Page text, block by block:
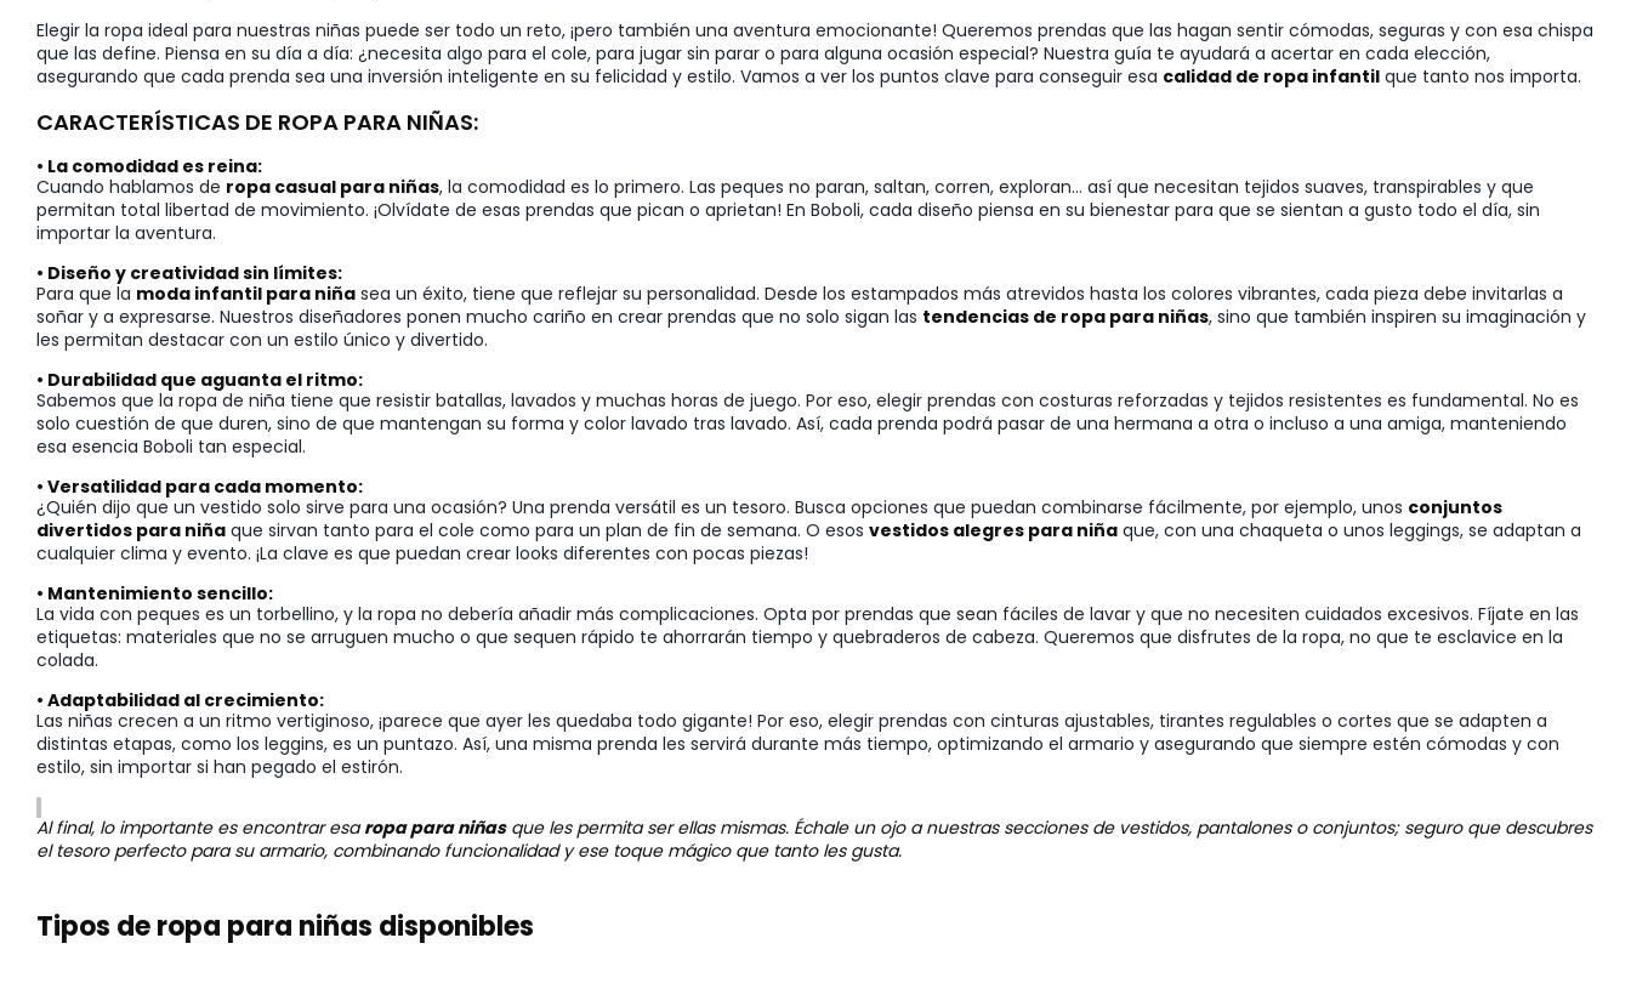
Elegir la ropa ideal para nuestras niñas puede ser todo un reto, ¡pero también una aventura emocionante! Queremos prendas que las hagan sentir cómodas, seguras y con esa chispa
que las define. Piensa en su día a día: ¿necesita algo para el cole, para jugar sin parar o para alguna ocasión especial? Nuestra guía te ayudará a acertar en cada elección,
asegurando que cada prenda sea una inversión inteligente en su felicidad y estilo. Vamos a ver los puntos clave para conseguir esa calidad de ropa infantil que tanto nos importa.
CARACTERÍSTICAS DE ROPA PARA NIÑAS:
• La comodidad es reina:
Cuando hablamos de ropa casual para niñas, la comodidad es lo primero. Las peques no paran, saltan, corren, exploran... así que necesitan tejidos suaves, transpirables y que
permitan total libertad de movimiento. ¡Olvídate de esas prendas que pican o aprietan! En Boboli, cada diseño piensa en su bienestar para que se sientan a gusto todo el día, sin
importar la aventura.
• Diseño y creatividad sin límites:
Para que la moda infantil para niña sea un éxito, tiene que reflejar su personalidad. Desde los estampados más atrevidos hasta los colores vibrantes, cada pieza debe invitarlas a
soñar y a expresarse. Nuestros diseñadores ponen mucho cariño en crear prendas que no solo sigan las tendencias de ropa para niñas, sino que también inspiren su imaginación y
les permitan destacar con un estilo único y divertido.
• Durabilidad que aguanta el ritmo:
Sabemos que la ropa de niña tiene que resistir batallas, lavados y muchas horas de juego. Por eso, elegir prendas con costuras reforzadas y tejidos resistentes es fundamental. No es
solo cuestión de que duren, sino de que mantengan su forma y color lavado tras lavado. Así, cada prenda podrá pasar de una hermana a otra o incluso a una amiga, manteniendo
esa esencia Boboli tan especial.
• Versatilidad para cada momento:
¿Quién dijo que un vestido solo sirve para una ocasión? Una prenda versátil es un tesoro. Busca opciones que puedan combinarse fácilmente, por ejemplo, unos conjuntos
divertidos para niña que sirvan tanto para el cole como para un plan de fin de semana. O esos vestidos alegres para niña que, con una chaqueta o unos leggings, se adaptan a
cualquier clima y evento. ¡La clave es que puedan crear looks diferentes con pocas piezas!
• Mantenimiento sencillo:
La vida con peques es un torbellino, y la ropa no debería añadir más complicaciones. Opta por prendas que sean fáciles de lavar y que no necesiten cuidados excesivos. Fíjate en las
etiquetas: materiales que no se arruguen mucho o que sequen rápido te ahorrarán tiempo y quebraderos de cabeza. Queremos que disfrutes de la ropa, no que te esclavice en la
colada.
• Adaptabilidad al crecimiento:
Las niñas crecen a un ritmo vertiginoso, ¡parece que ayer les quedaba todo gigante! Por eso, elegir prendas con cinturas ajustables, tirantes regulables o cortes que se adapten a
distintas etapas, como los leggins, es un puntazo. Así, una misma prenda les servirá durante más tiempo, optimizando el armario y asegurando que siempre estén cómodas y con
estilo, sin importar si han pegado el estirón.
Al final, lo importante es encontrar esaropa para niñasque les permita ser ellas mismas. Échale un ojo a nuestras secciones de vestidos, pantalones o conjuntos; seguro que descubres
el tesoro perfecto para su armario, combinando funcionalidad y ese toque mágico que tanto les gusta.
Tipos de ropa para niñas disponibles